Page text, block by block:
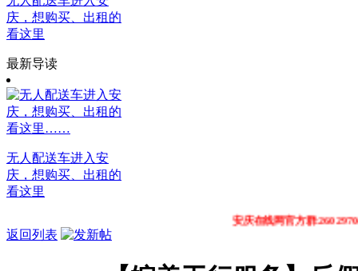
庆，想购买、出租的
看这里
最新导读
无人配送车进入安
庆，想购买、出租的
看这里
安庆在线网官方群:260297049
返回列表